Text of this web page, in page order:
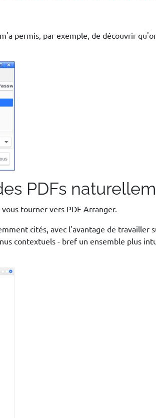
permis, par exemple, de découvrir
PDFs
tourner vers PDF Arranger.
cités, avec l'avantage de travailler
contextuels - bref un ensemble plus